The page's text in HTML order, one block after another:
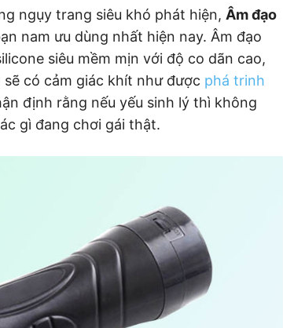
ngụy trang siêu khó phát hiện, Âm đạo
nam ưu dùng nhất hiện nay. Âm đạo
siêu mềm mịn với độ co dãn cao,
có cảm giác khít như được phá trinh
định rằng nếu yếu sinh lý thì không
gì đang chơi gái thật.